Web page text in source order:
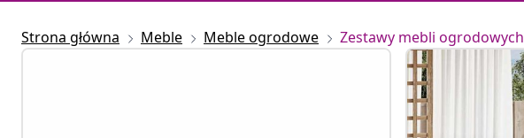
Strona główna Meble Meble ogrodowe Zestawy mebli ogrodowych